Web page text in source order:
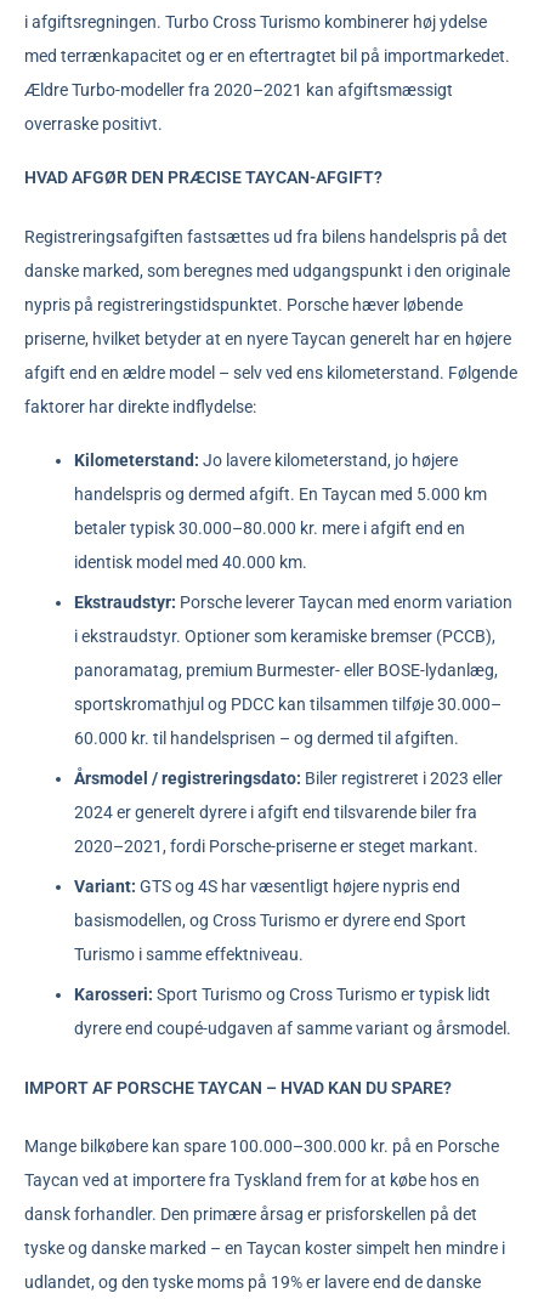
i afgiftsregningen. Turbo Cross Turismo kombinerer høj ydelse
med terrænkapacitet og er en eftertragtet bil på importmarkedet.
Ældre Turbo-modeller fra 2020–2021 kan afgiftsmæssigt
overraske positivt.
HVAD AFGØR DEN PRÆCISE TAYCAN-AFGIFT?
Registreringsafgiften fastsættes ud fra bilens handelspris på det
danske marked, som beregnes med udgangspunkt i den originale
nypris på registreringstidspunktet. Porsche hæver løbende
priserne, hvilket betyder at en nyere Taycan generelt har en højere
afgift end en ældre model – selv ved ens kilometerstand. Følgende
faktorer har direkte indflydelse:
Kilometerstand: Jo lavere kilometerstand, jo højere
handelspris og dermed afgift. En Taycan med 5.000 km
betaler typisk 30.000–80.000 kr. mere i afgift end en
identisk model med 40.000 km.
Ekstraudstyr: Porsche leverer Taycan med enorm variation
i ekstraudstyr. Optioner som keramiske bremser (PCCB),
panoramatag, premium Burmester- eller BOSE-lydanlæg,
sportskromathjul og PDCC kan tilsammen tilføje 30.000–
60.000 kr. til handelsprisen – og dermed til afgiften.
Årsmodel / registreringsdato: Biler registreret i 2023 eller
2024 er generelt dyrere i afgift end tilsvarende biler fra
2020–2021, fordi Porsche-priserne er steget markant.
Variant: GTS og 4S har væsentligt højere nypris end
basismodellen, og Cross Turismo er dyrere end Sport
Turismo i samme effektniveau.
Karosseri: Sport Turismo og Cross Turismo er typisk lidt
dyrere end coupé-udgaven af samme variant og årsmodel.
IMPORT AF PORSCHE TAYCAN – HVAD KAN DU SPARE?
Mange bilkøbere kan spare 100.000–300.000 kr. på en Porsche
Taycan ved at importere fra Tyskland frem for at købe hos en
dansk forhandler. Den primære årsag er prisforskellen på det
tyske og danske marked – en Taycan koster simpelt hen mindre i
udlandet, og den tyske moms på 19% er lavere end de danske